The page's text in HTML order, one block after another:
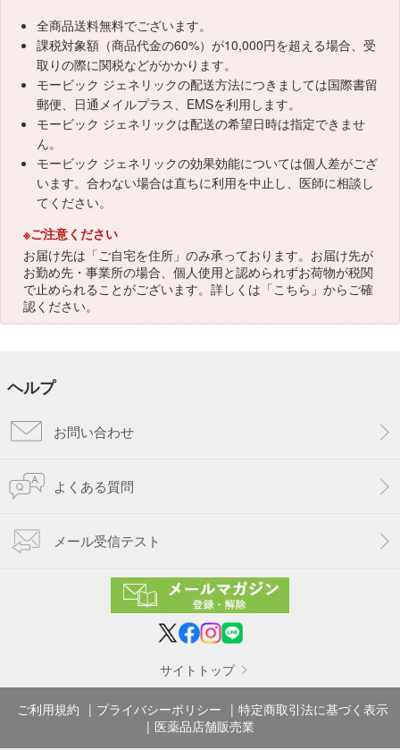
全商品送料無料でございます。
課税対象額（商品代金の60%）が10,000円を超える場合、受
取りの際に関税などがかかります。
モービック ジェネリックの配送方法につきましては国際書留
郵便、日通メイルプラス、EMSを利用します。
モービック ジェネリックは配送の希望日時は指定できませ
ん。
モービック ジェネリックの効果効能については個人差がござ
います。合わない場合は直ちに利用を中止し、医師に相談し
てください。
※ご注意ください
お届け先は「ご自宅を住所」のみ承っております。お届け先が
お勤め先・事業所の場合、個人使用と認められずお荷物が税関
で止められることがございます。詳しくは「こちら 」からご確
認ください。
ヘルプ
お問い合わせ
よくある質問
メール受信テスト
サイトトップ
ご利用規約 プライバシーポリシー
特定商取引法に基づく表示
医薬品店舗販売業